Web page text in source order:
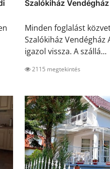
Szalókiház
Minden foglalást
Szalókiház Vendégház
igazol vissza. A szállá...
2115 megtekintés